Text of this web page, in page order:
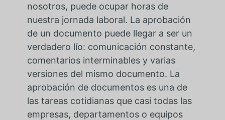
nosotros, puede ocupar horas de
nuestra jornada laboral. La aprobación
de un documento puede llegar a ser un
verdadero lío: comunicación constante,
comentarios interminables y varias
versiones del mismo documento. La
aprobación de documentos es una de
las tareas cotidianas que casi todas las
empresas, departamentos o equipos